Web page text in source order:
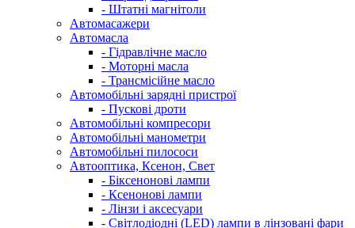
- Штатні магнітоли
Автомасажери
Автомасла
- Гідравлічне масло
- Моторні масла
- Трансмісійне масло
Автомобільні зарядні пристрої
- Пускові дроти
Автомобільні компресори
Автомобільні манометри
Автомобільні пилососи
Автооптика, Ксенон, Свет
- Біксенонові лампи
- Ксенонові лампи
- Лінзи і аксесуари
- Світлодіодні (LED) лампи в лінзовані фари